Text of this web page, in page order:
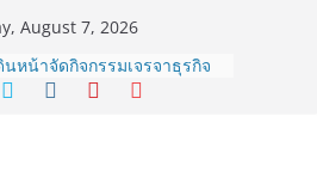
August 7, 2026
นหน้าจัดกิจกรรมเจรจาธุรกิจ
CONNECT 2026” ยก